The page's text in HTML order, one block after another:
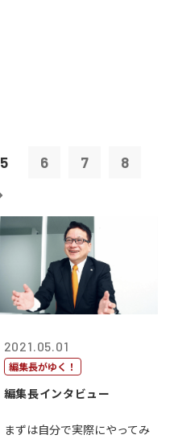
5 6 7 8
2021.05.01
編集長がゆく！
編集長インタビュー
まずは自分で実際にやってみ